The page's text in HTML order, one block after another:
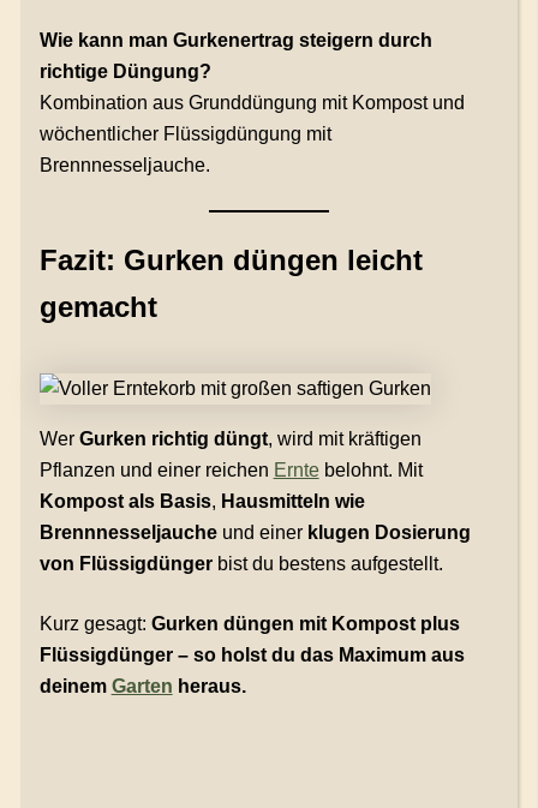
Wie kann man Gurkenertrag steigern durch
richtige Düngung?
Kombination aus Grunddüngung mit Kompost und
wöchentlicher Flüssigdüngung mit
Brennnesseljauche.
Fazit: Gurken düngen leicht
gemacht
Wer Gurken richtig düngt, wird mit kräftigen
Pflanzen und einer reichen Erntebelohnt. Mit
Kompost als Basis, Hausmitteln wie
Brennnesseljaucheund einer klugen Dosierung
von Flüssigdüngerbist du bestens aufgestellt.
Kurz gesagt: Gurken düngen mit Kompost plus
Flüssigdünger – so holst du das Maximum aus
deinem Garten heraus.